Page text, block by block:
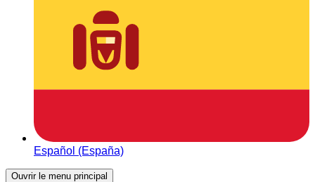
Español (España)
Ouvrir le menu principal